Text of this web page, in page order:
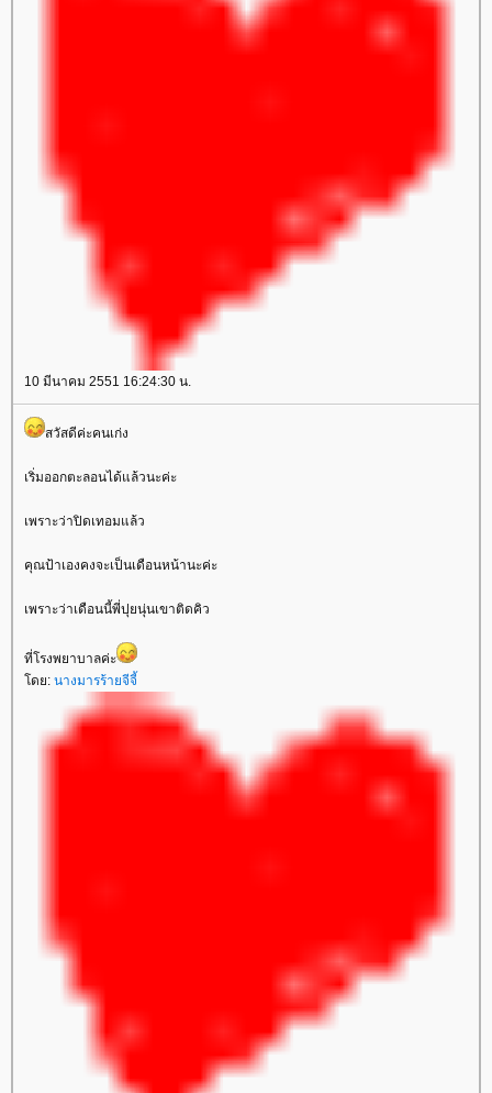
10 มีนาคม 2551 16:24:30 น.
สวัสดีค่ะคนเก่ง
เริ่มออกตะลอนได้แล้วนะค่ะ
เพราะว่าปิดเทอมแล้ว
คุณป้าเองคงจะเป็นเดือนหน้านะค่ะ
เพราะว่าเดือนนี้พี่ปุยนุ่นเขาติดคิว
ที่โรงพยาบาลค่ะ
โดย: นางมารร้ายจีจี้